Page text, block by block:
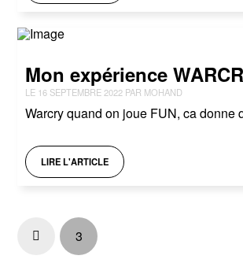
Mon expérience
LE 16 SEPTEMBRE 2022 PAR MOHAND
Warcry quand on joue FUN, ca donne
LIRE L'ARTICLE
Prev 3